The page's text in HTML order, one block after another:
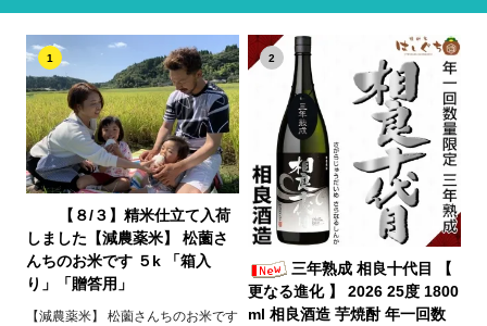
1
【８/３】精米仕立て入荷
しました【減農薬米】 松薗さ
んちのお米です ５k 「箱入
り」「贈答用」
【減農薬米】 松薗さんちのお米です
2
三年熟成 相良十代目 【
更なる進化 】 2026 25度 1800
ml 相良酒造 芋焼酎 年一回数